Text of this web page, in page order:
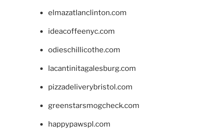
elmazatlanclinton.com
ideacoffeenyc.com
odieschillicothe.com
lacantinitagalesburg.com
pizzadeliverybristol.com
greenstarsmogcheck.com
happypawspl.com